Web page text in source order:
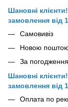
Шановні
замовлення від
Самовивіз
Новою
За
Шановні
замовлення від
Оплата по